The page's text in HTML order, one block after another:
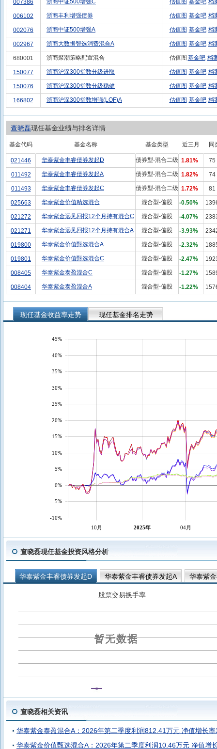
007386 浙商中证500增强C 估值图 基金吧 档
006102 浙商丰利增强债券 估值图 基金吧 档
002076 浙商中证500增强A 估值图 基金吧 档
002967 浙商大数据智选消费混合A 估值图 基金吧 档
680001 浙商聚潮策略配置混合 估值图 基金吧 档
150077 浙商沪深300指数分级进取 估值图 基金吧 档
150076 浙商沪深300指数分级稳健 估值图 基金吧 档
166802 浙商沪深300指数增强(LOF)A 估值图 基金吧 档
查晓磊现任基金业绩与排名详情
基金代码 基金名称 基金类型 近三月 同
021446 华泰紫金丰睿债券发起D 债券型-混合二级 1.81% 75
011492 华泰紫金丰睿债券发起A 债券型-混合二级 1.82% 74
011493 华泰紫金丰睿债券发起C 债券型-混合二级 1.72% 81
025663 华泰紫金价值精选混合 混合型-偏股 -0.50%
021272 华泰紫金远见回报12个月持有混合C 混合型-偏股 -4.07%
021271 华泰紫金远见回报12个月持有混合A 混合型-偏股 -3.93%
019800 华泰紫金价值甄选混合A 混合型-偏股 -2.32%
019801 华泰紫金价值甄选混合C 混合型-偏股 -2.47%
008405 华泰紫金泰盈混合C 混合型-偏股 -1.27%
008404 华泰紫金泰盈混合A 混合型-偏股 -1.22%
现任基金收益率走势 现任基金排名走势
10月 2025年 04月
-10%
-5%
0%
5%
10%
15%
20%
25%
30%
35%
40%
45%
查晓磊现任基金投资风格分析
华泰紫金丰睿债券发起D 华泰紫金丰睿债券发起A
华泰紫
华泰紫金远见回报12个月持有混合A
华泰紫金价值甄选混合A
股票交易换手率
查晓磊相关资讯
华泰紫金泰盈混合A：2026年第二季度利润812.41万元 净值增长
华泰紫金价值甄选混合A：2026年第二季度利润10.46万元 净值增